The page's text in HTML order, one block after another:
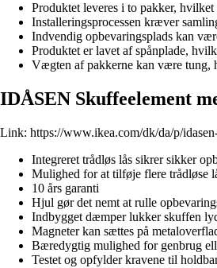
Produktet leveres i to pakker,
Installeringsprocessen kræver
Indvendig opbevaringsplads kan
Produktet er lavet af spånplade,
Vægten af pakkerne kan være tung,
IDÅSEN Skuffeelement
Link: https://www.ikea.com/dk/da/p/
Integreret trådløs lås sikrer sikker
Mulighed for at tilføje flere trådløse
10 års garanti
Hjul gør det nemt at rulle
Indbygget dæmper lukker skuffen
Magneter kan sættes på
Bæredygtig mulighed for genbrug
Testet og opfylder kravene til